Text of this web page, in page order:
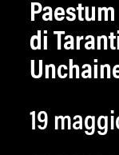
di
19